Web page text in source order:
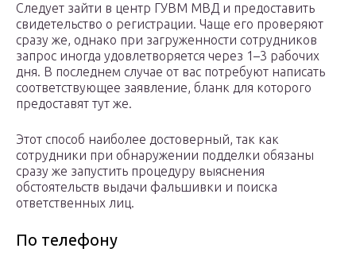
Следует зайти в центр ГУВМ МВД и предоставить
свидетельство о регистрации. Чаще его проверяют
сразу же, однако при загруженности сотрудников
запрос иногда удовлетворяется через 1–3 рабочих
дня. В последнем случае от вас потребуют написать
соответствующее заявление, бланк для которого
предоставят тут же.
Этот способ наиболее достоверный, так как
сотрудники при обнаружении подделки обязаны
сразу же запустить процедуру выяснения
обстоятельств выдачи фальшивки и поиска
ответственных лиц.
По телефону